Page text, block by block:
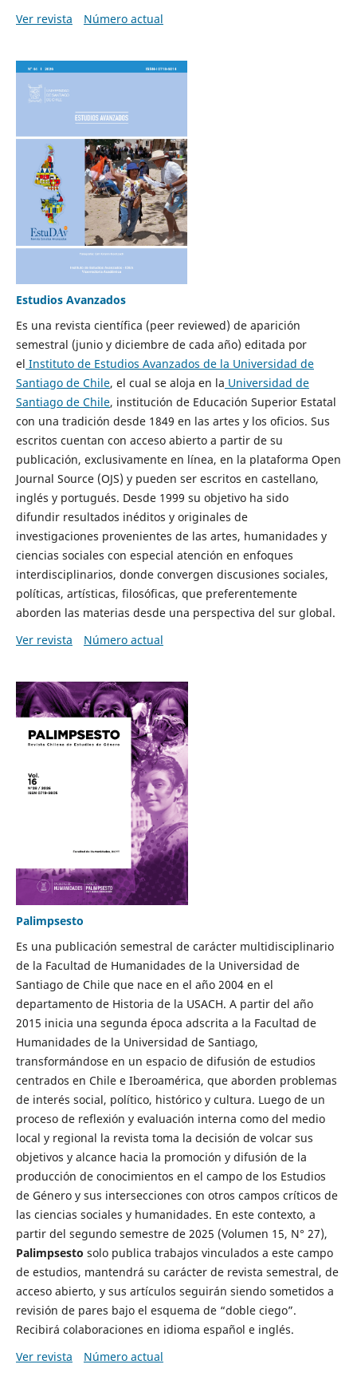
Ver revista
Número actual
Estudios Avanzados
Es una revista científica (peer reviewed) de aparición
semestral (junio y diciembre de cada año) editada por
el Instituto de Estudios Avanzados de la Universidad de
Santiago de Chile, el cual se aloja en la Universidad de
Santiago de Chile, institución de Educación Superior Estatal
con una tradición desde 1849 en las artes y los oficios. Sus
escritos cuentan con acceso abierto a partir de su
publicación, exclusivamente en línea, en la plataforma Open
Journal Source (OJS) y pueden ser escritos en castellano,
inglés y portugués. Desde 1999 su objetivo ha sido
difundir resultados inéditos y originales de
investigaciones provenientes de las artes, humanidades y
ciencias sociales con especial atención en enfoques
interdisciplinarios, donde convergen discusiones sociales,
políticas, artísticas, filosóficas, que preferentemente
aborden las materias desde una perspectiva del sur global.
Ver revista
Número actual
Palimpsesto
Es una publicación semestral de carácter multidisciplinario
de la Facultad de Humanidades de la Universidad de
Santiago de Chile que nace en el año 2004 en el
departamento de Historia de la USACH. A partir del año
2015 inicia una segunda época adscrita a la Facultad de
Humanidades de la Universidad de Santiago,
transformándose en un espacio de difusión de estudios
centrados en Chile e Iberoamérica, que aborden problemas
de interés social, político, histórico y cultura. Luego de un
proceso de reflexión y evaluación interna como del medio
local y regional la revista toma la decisión de volcar sus
objetivos y alcance hacia la promoción y difusión de la
producción de conocimientos en el campo de los Estudios
de Género y sus intersecciones con otros campos críticos de
las ciencias sociales y humanidades. En este contexto, a
partir del segundo semestre de 2025 (Volumen 15, N° 27),
Palimpsesto solo publica trabajos vinculados a este campo
de estudios, mantendrá su carácter de revista semestral, de
acceso abierto, y sus artículos seguirán siendo sometidos a
revisión de pares bajo el esquema de “doble ciego”.
Recibirá colaboraciones en idioma español e inglés.
Ver revista
Número actual